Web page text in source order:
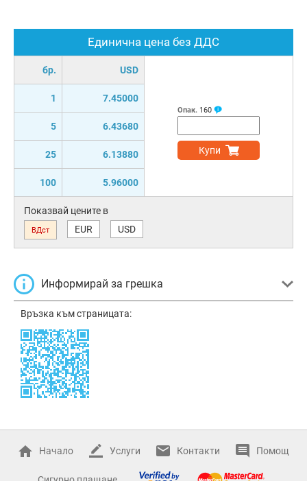
Единична цена без ДДС
бр. USD
1 7.45000
5 6.43680
25 6.13880
100 5.96000
Опак. 160
Купи
Показвай цените в
ВДст EUR USD
Информирай за грешка
Връзка към страницата:
Начало Услуги Контакти Помощ